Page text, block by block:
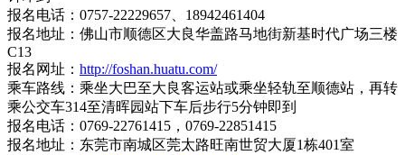
报名电话：0757-22229657、18942461404
报名地址：佛山市顺德区大良华盖路马地街新基时代广场三楼
C13
报名网址： http://foshan.huatu.com/
乘车路线：乘坐大巴至大良客运站或乘坐轻轨至顺德站，再转
乘公交车314至清晖园站下车后步行5分钟即到
报名电话：0769-22761415，0769-22851415
报名地址：东莞市南城区莞太路旺南世贸大厦1栋401室